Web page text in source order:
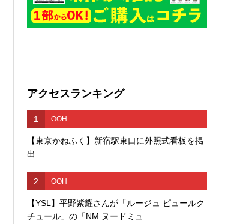
アクセスランキング
1 OOH
【東京かねふく】新宿駅東口に外照式看板を掲
出
2 OOH
【YSL】平野紫耀さんが「ルージュ ピュールク
チュール」の「NM ヌードミュ...